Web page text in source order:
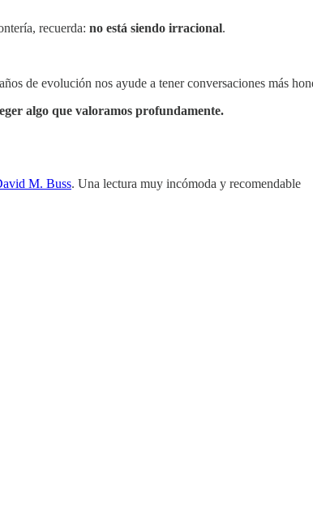
recuerda: no está siendo irracional.
de evolución nos ayude a tener conversaciones más
algo que valoramos profundamente.
M. Buss. Una lectura muy incómoda y recomendable